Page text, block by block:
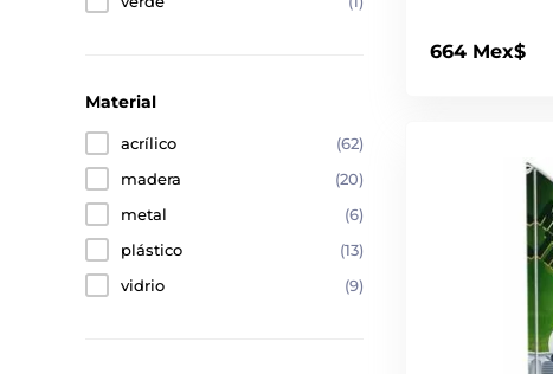
Material
acrílico
(62)
madera
(20)
metal
(6)
plástico
(13)
vidrio
(9)
664 Mex$